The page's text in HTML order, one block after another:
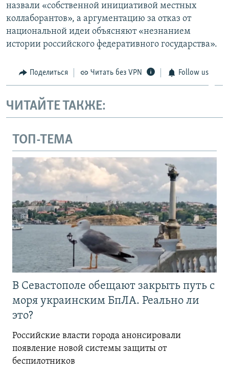
назвали «собственной инициативой местных
коллаборантов», а аргументацию за отказ от
национальной идеи объясняют «незнанием
истории российского федеративного государства».
Поделиться Читать без VPN Follow us
ЧИТАЙТЕ ТАКЖЕ:
ТОП-ТЕМА
В Севастополе обещают закрыть путь с
моря украинским БпЛА. Реально ли
это?
Российские власти города анонсировали
появление новой системы защиты от
беспилотников